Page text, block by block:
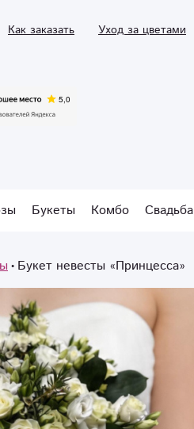
Как заказать Уход за цветами
Букеты Комбо Свадьба
Букет невесты «Принцесса»